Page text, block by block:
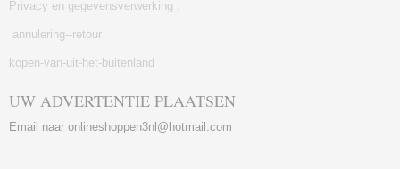
Privacy en gegevensverwerking .
annulering--retour
kopen-van-uit-het-buitenland
UW ADVERTENTIE PLAATSEN
Email naar onlineshoppen3nl@hotmail.com